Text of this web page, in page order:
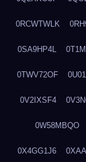
0RCWTWLK
0SA9HP4L
0TWV72OF
0V2IXSF4
0W58MBQO
0X4GG1J6